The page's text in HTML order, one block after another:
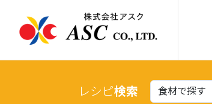
レシピ検索